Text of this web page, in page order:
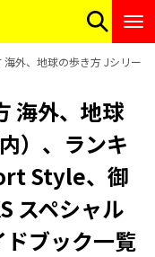
外、地球の歩き方 Jシリー
海外、地球
）、ランキ
Style、御
スペシャル
ブック一覧